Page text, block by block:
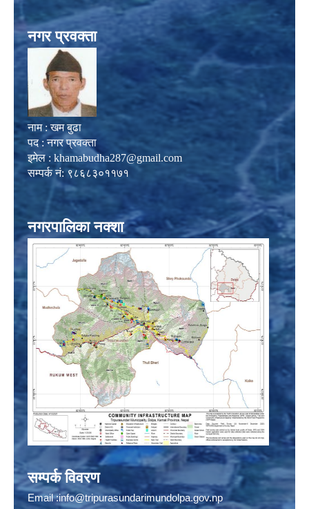
नगर प्रवक्ता
नाम : खम बुढा
पद : नगर प्रवक्ता
इमेल : khamabudha287@gmail.com
सम्पर्क नं: ९८६८३०११७१
नगरपालिका नक्शा
सम्पर्क विवरण
Email :info@tripurasundarimundolpa.gov.np